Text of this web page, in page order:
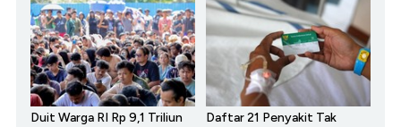
Duit Warga RI Rp 9,1 Triliun
Daftar 21 Penyakit Tak